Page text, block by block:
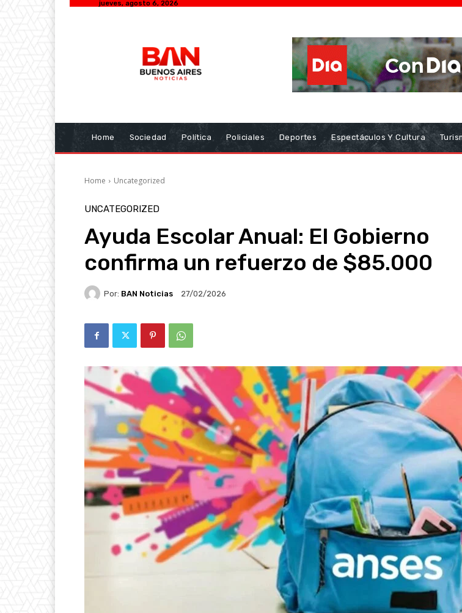
jueves, agosto 6, 2026
Home Sociedad Política Policiales Deportes Espectáculos Y Cultura
Home Uncategorized
UNCATEGORIZED
Ayuda Escolar Anual: El Gobierno
confirma un refuerzo de $85.000
Por: BAN Noticias 27/02/2026